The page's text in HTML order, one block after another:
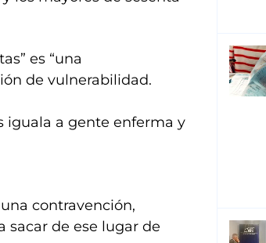
es “una
de vulnerabilidad.
iguala a gente enferma y
contravención,
sacar de ese lugar de